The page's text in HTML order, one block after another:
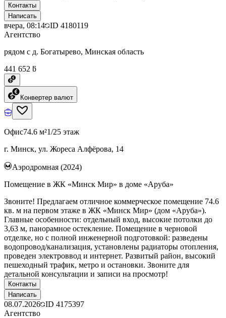
Контакты
Написать
вчера, 08:14 ID 4180119
Агентство
рядом с д. Богатырево, Минская область
441 652 ƃ
Конвертер валют
Офис74.6 м²1/25 этаж
г. Минск, ул. Жореса Алфёрова, 14
Аэродромная (2024)
Помещение в ЖК «Минск Мир» в доме «Аруба»
Звоните! Предлагаем отличное коммерческое помещение 74.6
кв. м на первом этаже в ЖК «Минск Мир» (дом «Аруба»).
Главные особенности: отдельный вход, высокие потолки до
3,63 м, панорамное остекление. Помещение в черновой
отделке, но с полной инженерной подготовкой: разведены
водопровод/канализация, установлены радиаторы отопления,
проведен электроввод и интернет. Развитый район, высокий
пешеходный трафик, метро и остановки. Звоните для
детальной консультации и записи на просмотр!
Контакты
Написать
08.07.2026 ID 4175397
Агентство